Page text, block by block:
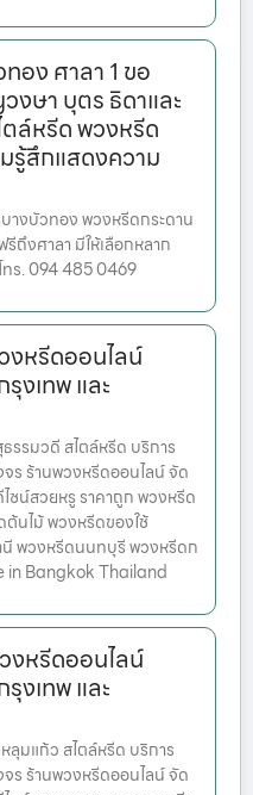
อง ศาลา 1 ขอ
ษา บุตร ธิดาและ
ตล์หรีด พวงหรีด
รู้สึกแสดงความ
างบัวทอง พวงหรีดกระดาน
งศาลา มีให้เลือกหลาก
ทร. 094 485 0469
หรีดออนไลน์
งเทพ และ
รมวดี สไตล์หรีด บริการ
ร ร้านพวงหรีดออนไลน์ จัด
ซน์สวยหรู ราคาถูก พวงหรีด
นไม้ พวงหรีดของใช้
พวงหรีดนนทบุรี พวงหรีดก
Bangkok Thailand
งหรีดออนไลน์
งเทพ และ
มแก้ว สไตล์หรีด บริการ
ร ร้านพวงหรีดออนไลน์ จัด